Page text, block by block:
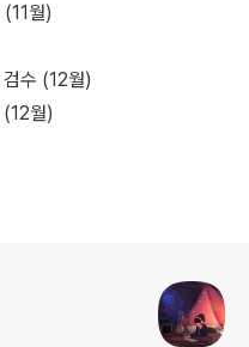
월)
수 (12월)
월)